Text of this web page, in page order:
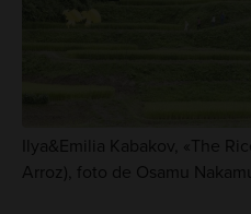
Ilya&Emilia Kabakov, «The
Arroz), foto de Osamu